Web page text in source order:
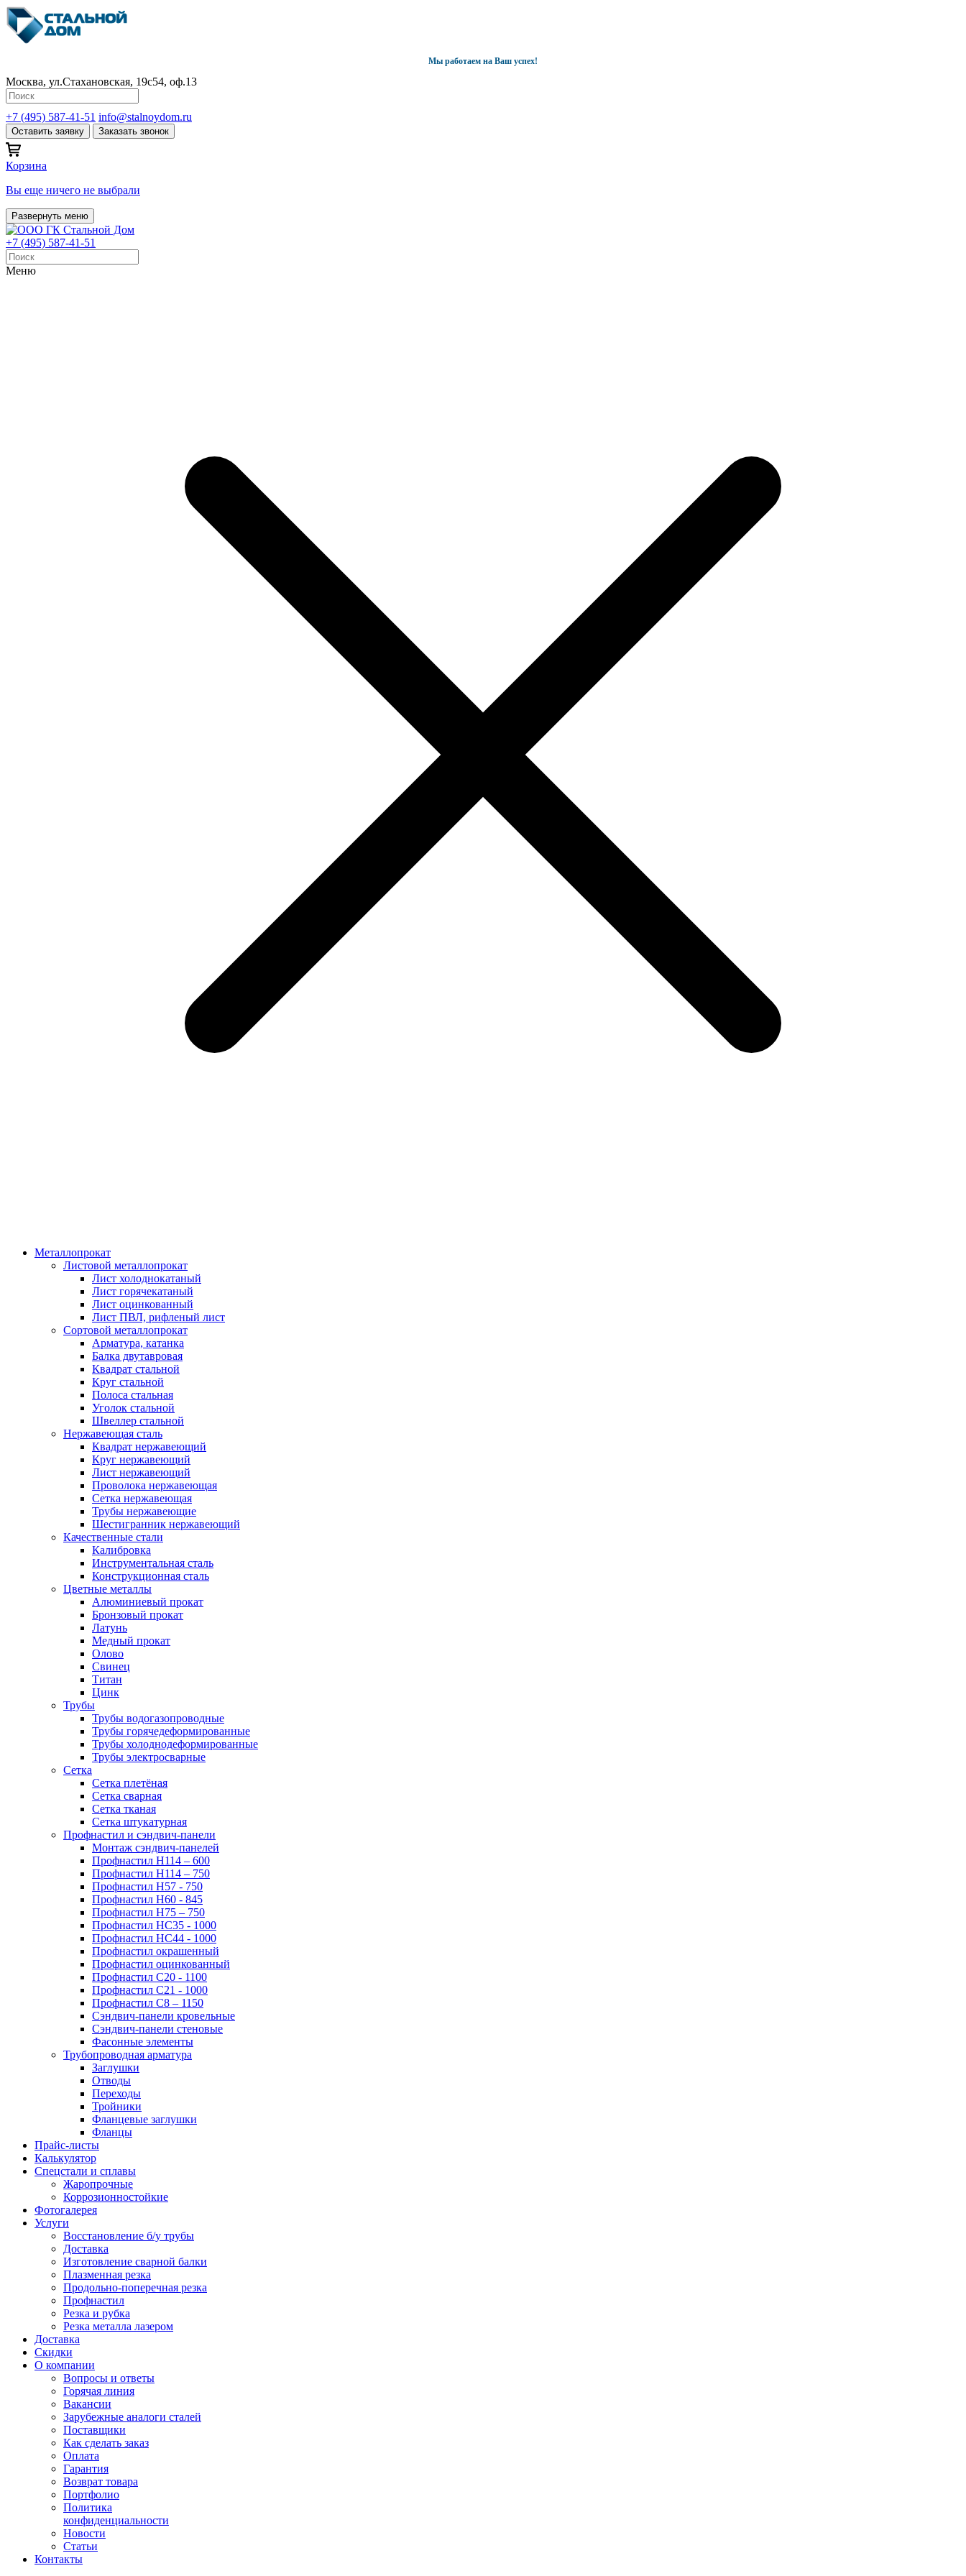
Мы работаем на Ваш успех!
Москва, ул.Стахановская, 19с54, оф.13
+7 (495) 587-41-51 info@stalnoydom.ru
Оставить заявку Заказать звонок
Корзина
Вы еще ничего не выбрали
Развернуть меню
+7 (495) 587-41-51
Меню
Металлопрокат
Листовой металлопрокат
Лист холоднокатаный
Лист горячекатаный
Лист оцинкованный
Лист ПВЛ, рифленый лист
Сортовой металлопрокат
Арматура, катанка
Балка двутавровая
Квадрат стальной
Круг стальной
Полоса стальная
Уголок стальной
Швеллер стальной
Нержавеющая сталь
Квадрат нержавеющий
Круг нержавеющий
Лист нержавеющий
Проволока нержавеющая
Сетка нержавеющая
Трубы нержавеющие
Шестигранник нержавеющий
Качественные стали
Калибровка
Инструментальная сталь
Конструкционная сталь
Цветные металлы
Алюминиевый прокат
Бронзовый прокат
Латунь
Медный прокат
Олово
Свинец
Титан
Цинк
Трубы
Трубы водогазопроводные
Трубы горячедеформированные
Трубы холоднодеформированные
Трубы электросварные
Сетка
Сетка плетёная
Сетка сварная
Сетка тканая
Сетка штукатурная
Профнастил и сэндвич-панели
Монтаж сэндвич-панелей
Профнастил Н114 – 600
Профнастил Н114 – 750
Профнастил Н57 - 750
Профнастил Н60 - 845
Профнастил Н75 – 750
Профнастил НС35 - 1000
Профнастил НС44 - 1000
Профнастил окрашенный
Профнастил оцинкованный
Профнастил С20 - 1100
Профнастил С21 - 1000
Профнастил С8 – 1150
Сэндвич-панели кровельные
Сэндвич-панели стеновые
Фасонные элементы
Трубопроводная арматура
Заглушки
Отводы
Переходы
Тройники
Фланцевые заглушки
Фланцы
Прайс-листы
Калькулятор
Спецстали и сплавы
Жаропрочные
Коррозионностойкие
Фотогалерея
Услуги
Восстановление б/у трубы
Доставка
Изготовление сварной балки
Плазменная резка
Продольно-поперечная резка
Профнастил
Резка и рубка
Резка металла лазером
Доставка
Скидки
О компании
Вопросы и ответы
Горячая линия
Вакансии
Зарубежные аналоги сталей
Поставщики
Как сделать заказ
Оплата
Гарантия
Возврат товара
Портфолио
Политика
конфиденциальности
Новости
Статьи
Контакты